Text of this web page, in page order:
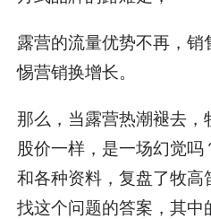
露营的流量优势不再，
惕营销换增长。
那么，当露营热潮褪去，
股价一样，是一场幻觉
和各种资料，复盘了牧高
找这个问题的答案，其中